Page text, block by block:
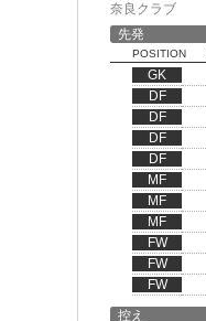
奈良クラブ
先発
POSITION
GK
DF
DF
DF
DF
MF
MF
MF
FW
FW
FW
控え